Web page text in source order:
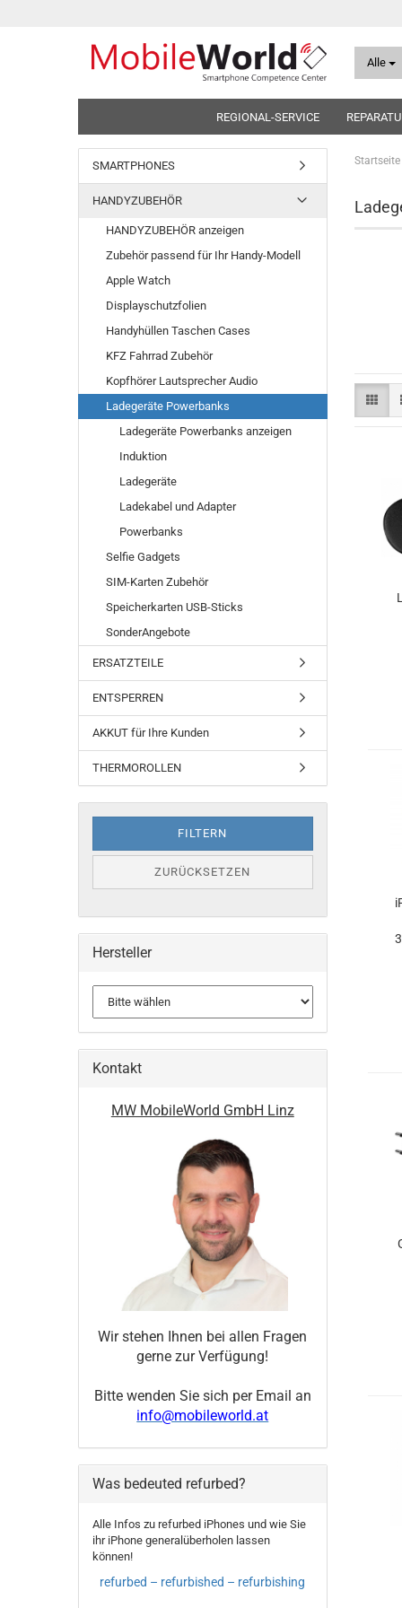
Alle
REGIONAL-SERVICE
Startseite
SMARTPHONES
HANDYZUBEHÖR
HANDYZUBEHÖR anzeigen
Zubehör passend für Ihr Handy-Modell
Apple Watch
Displayschutzfolien
Handyhüllen Taschen Cases
KFZ Fahrrad Zubehör
Kopfhörer Lautsprecher Audio
Ladegeräte Powerbanks
Ladegeräte Powerbanks anzeigen
Induktion
Ladegeräte
Ladekabel und Adapter
Powerbanks
Selfie Gadgets
SIM-Karten Zubehör
Speicherkarten USB-Sticks
SonderAngebote
ERSATZTEILE
ENTSPERREN
AKKUT für Ihre Kunden
THERMOROLLEN
FILTERN
ZURÜCKSETZEN
Hersteller
Kontakt
MW MobileWorld GmbH Linz
Wir stehen Ihnen bei allen Fragen
gerne zur Verfügung!
Bitte wenden Sie sich per Email an
info@mobileworld.at
Was bedeuted refurbed?
Alle Infos zu refurbed iPhones und wie Sie
ihr iPhone generalüberholen lassen
können!
refurbed – refurbished – refurbishing